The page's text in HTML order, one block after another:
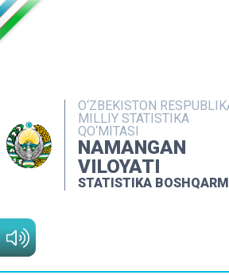
O‘ZBEKISTON
MILLIY STATISTIKA
QO‘MITASI
NAMANGAN
VILOYATI
STATISTIKA
NASHRLAR
INTERAKTIV
MATBUOT XIZMATI
MUROJAATLAR